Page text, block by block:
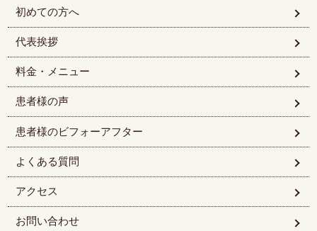
初めての方へ
代表挨拶
料金・メニュー
患者様の声
患者様のビフォーアフター
よくある質問
アクセス
お問い合わせ